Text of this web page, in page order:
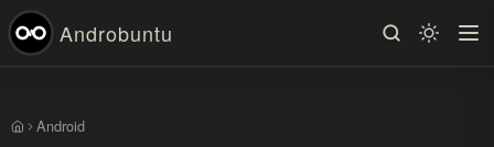
Androbuntu
BerandaAndroid